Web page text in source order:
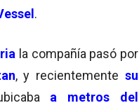
.
la compañía pasó por
, y recientementesu
a metros del